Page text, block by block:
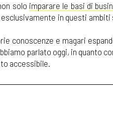
solo imparare le basi di
in questi
conoscenze e magari
parlato oggi, in quanto
accessibile.